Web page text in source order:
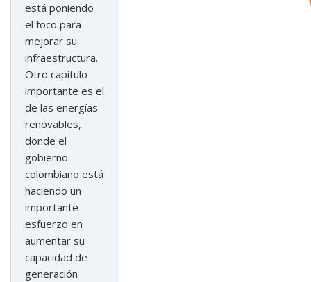
está poniendo
el foco para
mejorar su
infraestructura.
Otro capítulo
importante es el
de las energías
renovables,
donde el
gobierno
colombiano está
haciendo un
importante
esfuerzo en
aumentar su
capacidad de
generación